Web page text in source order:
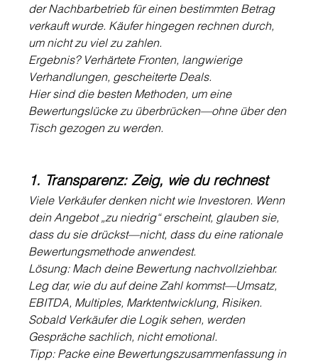
der Nachbarbetrieb für einen bestimmten Betrag
verkauft wurde. Käufer hingegen rechnen durch,
um nicht zu viel zu zahlen.
Ergebnis? Verhärtete Fronten, langwierige
Verhandlungen, gescheiterte Deals.
Hier sind die besten Methoden, um eine
Bewertungslücke zu überbrücken—ohne über den
Tisch gezogen zu werden.
1. Transparenz: Zeig, wie du rechnest
Viele Verkäufer denken nicht wie Investoren. Wenn
dein Angebot „zu niedrig“ erscheint, glauben sie,
dass du sie drückst—nicht, dass du eine rationale
Bewertungsmethode anwendest.
Lösung: Mach deine Bewertung nachvollziehbar.
Leg dar, wie du auf deine Zahl kommst—Umsatz,
EBITDA, Multiples, Marktentwicklung, Risiken.
Sobald Verkäufer die Logik sehen, werden
Gespräche sachlich, nicht emotional.
Tipp: Packe eine Bewertungszusammenfassung in